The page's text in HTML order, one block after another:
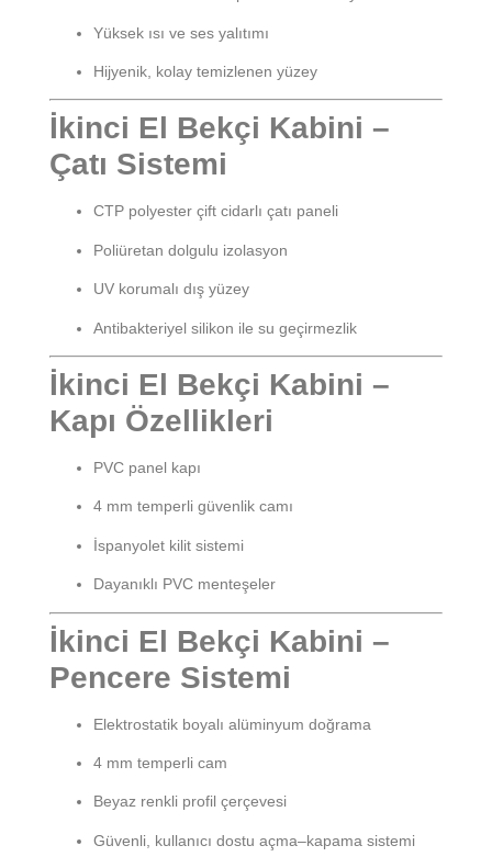
Yüksek ısı ve ses yalıtımı
Hijyenik, kolay temizlenen yüzey
İkinci El Bekçi Kabini –
Çatı Sistemi
CTP polyester çift cidarlı çatı paneli
Poliüretan dolgulu izolasyon
UV korumalı dış yüzey
Antibakteriyel silikon ile su geçirmezlik
İkinci El Bekçi Kabini –
Kapı Özellikleri
PVC panel kapı
4 mm temperli güvenlik camı
İspanyolet kilit sistemi
Dayanıklı PVC menteşeler
İkinci El Bekçi Kabini –
Pencere Sistemi
Elektrostatik boyalı alüminyum doğrama
4 mm temperli cam
Beyaz renkli profil çerçevesi
Güvenli, kullanıcı dostu açma–kapama sistemi